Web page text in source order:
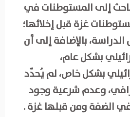
إلى المستوطنات في
غزة قبل إخلائها؛
الدراسة، بالإضافة إلى أن
بشكل عام،
بشكل خاص، لم يُحدّد
وعدم شرعية وجود
الضفة ومن قبلها غزة .